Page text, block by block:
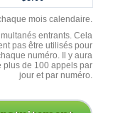
mois calendaire.
entrants. Cela
pas être utilisés pour
numéro. Il y aura
plus de 100 appels par
jour et par numéro.